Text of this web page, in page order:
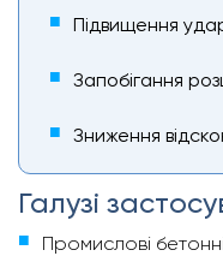
Підвищення
Запобігання
Зниження
Галузі
Промислові